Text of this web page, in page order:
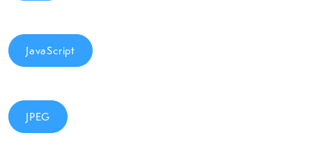
JavaScript
JPEG